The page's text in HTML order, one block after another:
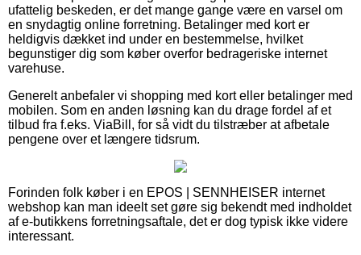
ufattelig beskeden, er det mange gange være en varsel om
en snydagtig online forretning. Betalinger med kort er
heldigvis dækket ind under en bestemmelse, hvilket
begunstiger dig som køber overfor bedrageriske internet
varehuse.
Generelt anbefaler vi shopping med kort eller betalinger med
mobilen. Som en anden løsning kan du drage fordel af et
tilbud fra f.eks. ViaBill, for så vidt du tilstræber at afbetale
pengene over et længere tidsrum.
Forinden folk køber i en EPOS | SENNHEISER internet
webshop kan man ideelt set gøre sig bekendt med indholdet
af e-butikkens forretningsaftale, det er dog typisk ikke videre
interessant.